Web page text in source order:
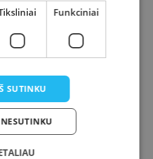
– puiki galimybė
skaitant.
Jums rezervuotas 3, 10,
ir Jaunimo edukacijos
ir filmuojama.
Funkciniai
SUTINKU